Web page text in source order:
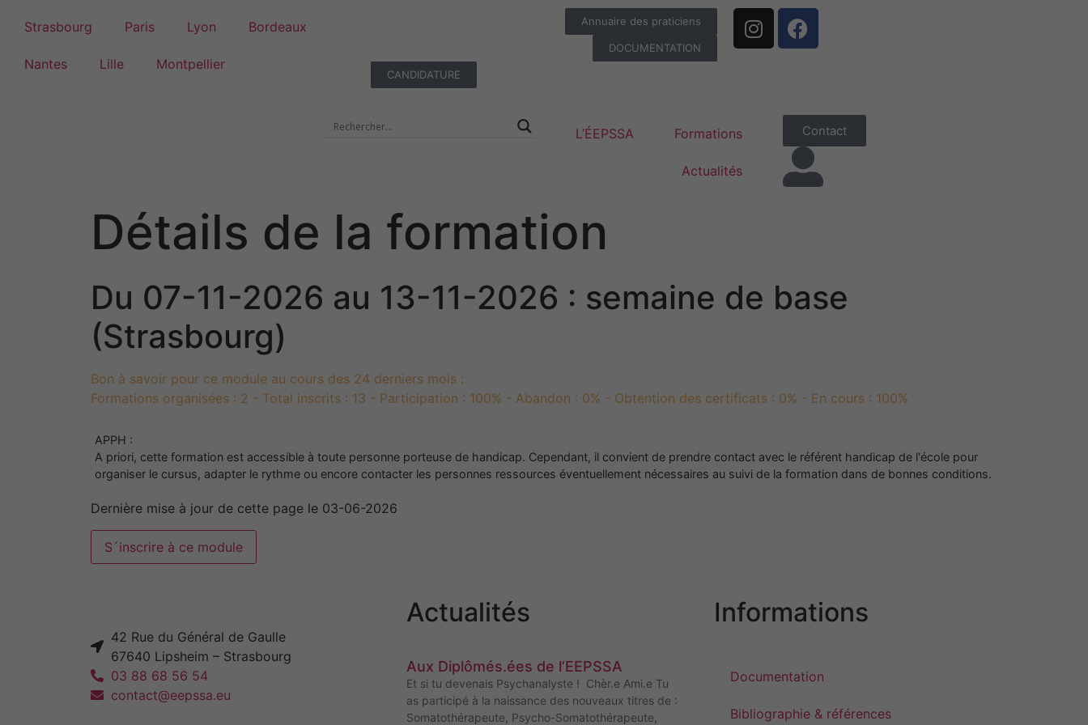
Strasbourg Paris Lyon Bordeaux
Nantes Lille Montpellier
Annuaire des praticiens
DOCUMENTATION
CANDIDATURE
L’ÉEPSSA Formations
Actualités
Contact
Détails de la formation
Du 07-11-2026 au 13-11-2026 : semaine de base
(Strasbourg)
Bon à savoir pour ce module au cours des 24 derniers mois :
Formations organisées : 2 - Total inscrits : 13 - Participation : 100% - Abandon : 0% - Obtention des certificats : 0% - En cours : 100%
APPH :
A priori, cette formation est accessible à toute personne porteuse de handicap. Cependant, il convient de prendre contact avec le référent handicap de l'école pour
organiser le cursus, adapter le rythme ou encore contacter les personnes ressources éventuellement nécessaires au suivi de la formation dans de bonnes conditions.
Dernière mise à jour de cette page le 03-06-2026
42 Rue du Général de Gaulle
67640 Lipsheim – Strasbourg
03 88 68 56 54
contact@eepssa.eu
Actualités
Aux Diplômés.ées de l’EEPSSA
Et si tu devenais Psychanalyste ! Chèr.e Ami.e Tu
as participé à la naissance des nouveaux titres de :
Somatothérapeute, Psycho-Somatothérapeute,
Informations
Documentation
Bibliographie & références